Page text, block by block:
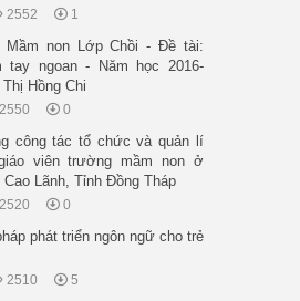
2552 1
Mầm non Lớp Chồi - Đề tài:
tay ngoan - Năm học 2016-
Hồng Chi
2550 0
công tác tổ chức và quản lí
viên trường mầm non ở
Cao Lãnh, Tỉnh Đồng Tháp
2520 0
phát triển ngôn ngữ cho trẻ
2510 5